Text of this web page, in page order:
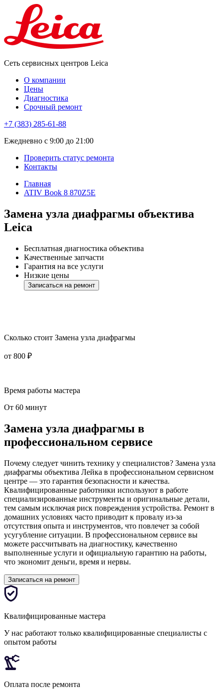
Сеть сервисных центров Leica
О компании
Цены
Диагностика
Срочный ремонт
+7 (383) 285-61-88
Eжедневно с 9:00 до 21:00
Проверить статус ремонта
Контакты
Главная
ATIV Book 8 870Z5E
Замена узла диафрагмы объектива
Leica
Бесплатная диагностика объектива
Качественные запчасти
Гарантия на все услуги
Низкие цены
Записаться на ремонт
Сколько стоит Замена узла диафрагмы
от 800 ₽
Время работы мастера
От 60 минут
Замена узла диафрагмы в
профессиональном сервисе
Почему следует чинить технику у специалистов? Замена узла
диафрагмы объектива Лейка в профессиональном сервисном
центре — это гарантия безопасности и качества.
Квалифицированные работники используют в работе
специализированные инструменты и оригинальные детали,
тем самым исключая риск повреждения устройства. Ремонт в
домашних условиях часто приводит к провалу из-за
отсутствия опыта и инструментов, что повлечет за собой
усугубление ситуации. В профессиональном сервисе вы
можете рассчитывать на диагностику, качественно
выполненные услуги и официальную гарантию на работы,
что экономит деньги, время и нервы.
Записаться на ремонт
Квалифицированные мастера
У нас работают только квалифицированные специалисты с
опытом работы
Оплата после ремонта